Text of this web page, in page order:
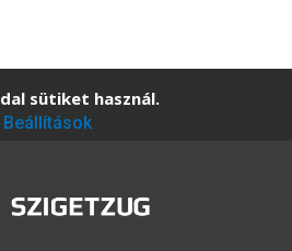
sütiket használ.
Beállítások